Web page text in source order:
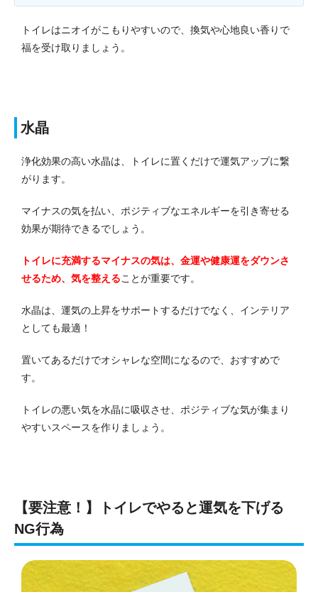
トイレはニオイがこもりやすいので、換気や心地良い香りで
福を受け取りましょう。
水晶
浄化効果の高い水晶は、トイレに置くだけで運気アップに繋
がります。
マイナスの気を払い、ポジティブなエネルギーを引き寄せる
効果が期待できるでしょう。
トイレに充満するマイナスの気は、金運や健康運をダウンさ
せるため、気を整えることが重要です。
水晶は、運気の上昇をサポートするだけでなく、インテリア
としても最適！
置いてあるだけでオシャレな空間になるので、おすすめで
す。
トイレの悪い気を水晶に吸収させ、ポジティブな気が集まり
やすいスペースを作りましょう。
【要注意！】トイレでやると運気を下げる
NG行為